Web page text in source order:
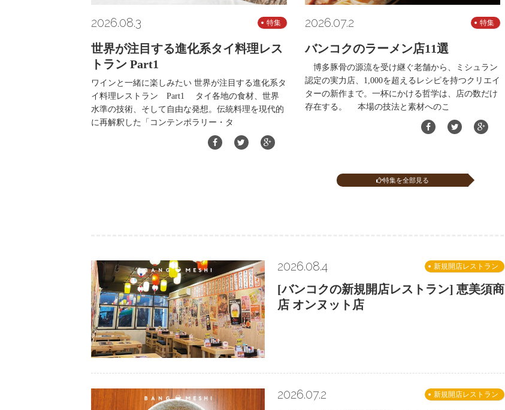
2026.08.3 特集
世界が注目する進化系タイ料理レス
トラン Part1
ワインと一緒に楽しみたい 世界が注目する進化系タ
イ料理レストラン Part1 タイ各地の食材、世界
水準の技術、そして自由な発想。伝統料理を現代的
に再解釈した「コンテンポラリー・タ
2026.07.2 特集
バンコクのラーメン店11選
博多豚骨の源流を受け継ぐ老舗から、ミシュラン
認定の実力店、1,000を超えるレシピを持つクリエイ
ターの新作まで。一杯にかける哲学は、店の数だけ
存在する。 本場の技法と素材へのこ
特集を全部見る
新規開店レストラン
2026.08.4
[バンコクの新規開店レストラン] 恵美須商
店 オンヌット店
新規開店レストラン
2026.07.2